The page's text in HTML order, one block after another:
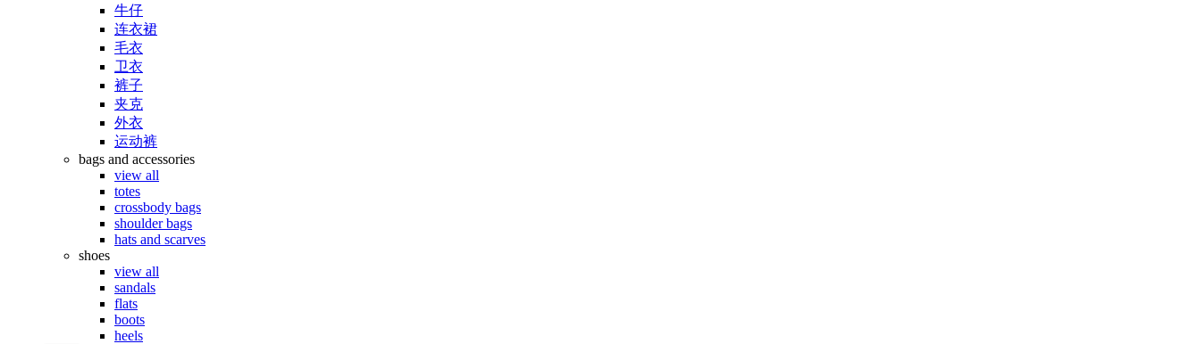
牛仔
连衣裙
毛衣
卫衣
裤子
夹克
外衣
运动裤
bags and accessories
view all
totes
crossbody bags
shoulder bags
hats and scarves
shoes
view all
sandals
flats
boots
heels